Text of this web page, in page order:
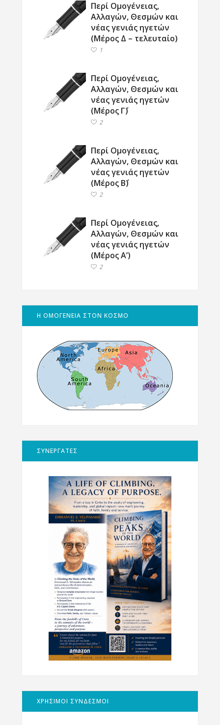
Περί Ομογένειας,
Αλλαγών, Θεσμών και
νέας γενιάς ηγετών
(Μέρος Δ – τελευταίο)
1
Περί Ομογένειας,
Αλλαγών, Θεσμών και
νέας γενιάς ηγετών
(Μέρος Γ΄)
2
Περί Ομογένειας,
Αλλαγών, Θεσμών και
νέας γενιάς ηγετών
(Μέρος Β΄)
2
Περί Ομογένειας,
Αλλαγών, Θεσμών και
νέας γενιάς ηγετών
(Μέρος Α’)
2
Η ΟΜΟΓΕΝΕΙΑ ΣΤΟΝ ΚΟΣΜΟ
ΣΥΝΕΡΓΑΤΕΣ
ΧΡΗΣΙΜΟΙ ΣΥΝΔΕΣΜΟΙ